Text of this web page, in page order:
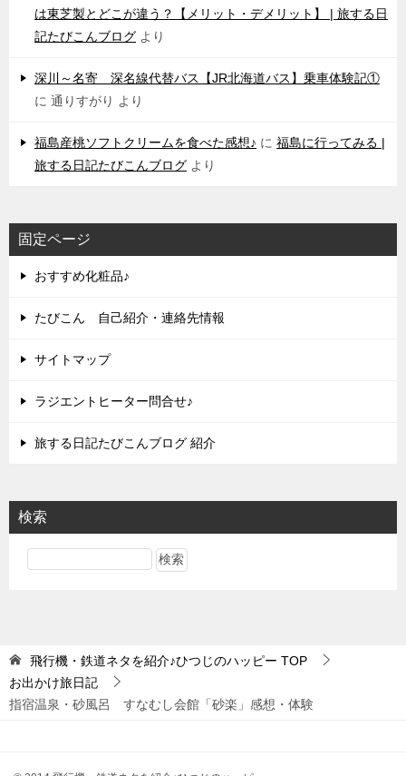
は東芝製とどこが違う？【メリット・デメリット】 | 旅する日
記たびこんブログ より
深川～名寄 深名線代替バス【JR北海道バス】乗車体験記①
に 通りすがり より
福島産桃ソフトクリームを食べた感想♪ に 福島に行ってみる |
旅する日記たびこんブログ より
固定ページ
おすすめ化粧品♪
たびこん 自己紹介・連絡先情報
サイトマップ
ラジエントヒーター問合せ♪
旅する日記たびこんブログ 紹介
検索
飛行機・鉄道ネタを紹介♪ひつじのハッピー TOP
お出かけ旅日記
指宿温泉・砂風呂 すなむし会館「砂楽」感想・体験